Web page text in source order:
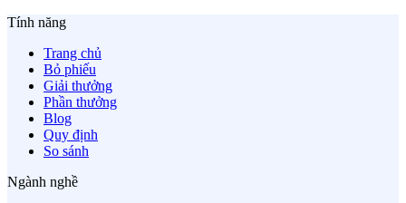
Tính năng
Trang chủ
Bỏ phiếu
Giải thưởng
Phần thưởng
Blog
Quy định
So sánh
Ngành nghề